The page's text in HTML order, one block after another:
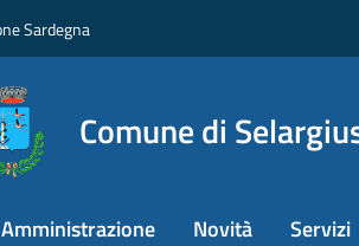
Sardegna
Comune di
Amministrazione Novità Servizi